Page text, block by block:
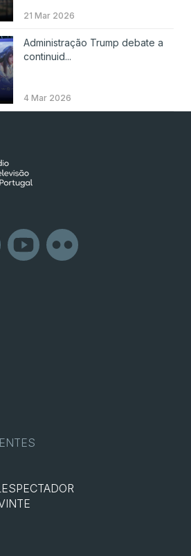
21 Mar 2026
Administração Trump debate a
continuid...
4 Mar 2026